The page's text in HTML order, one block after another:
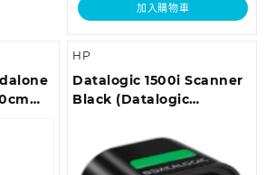
加入購物車
HP
Datalogic 1500i Scanner
Black (Datalogic